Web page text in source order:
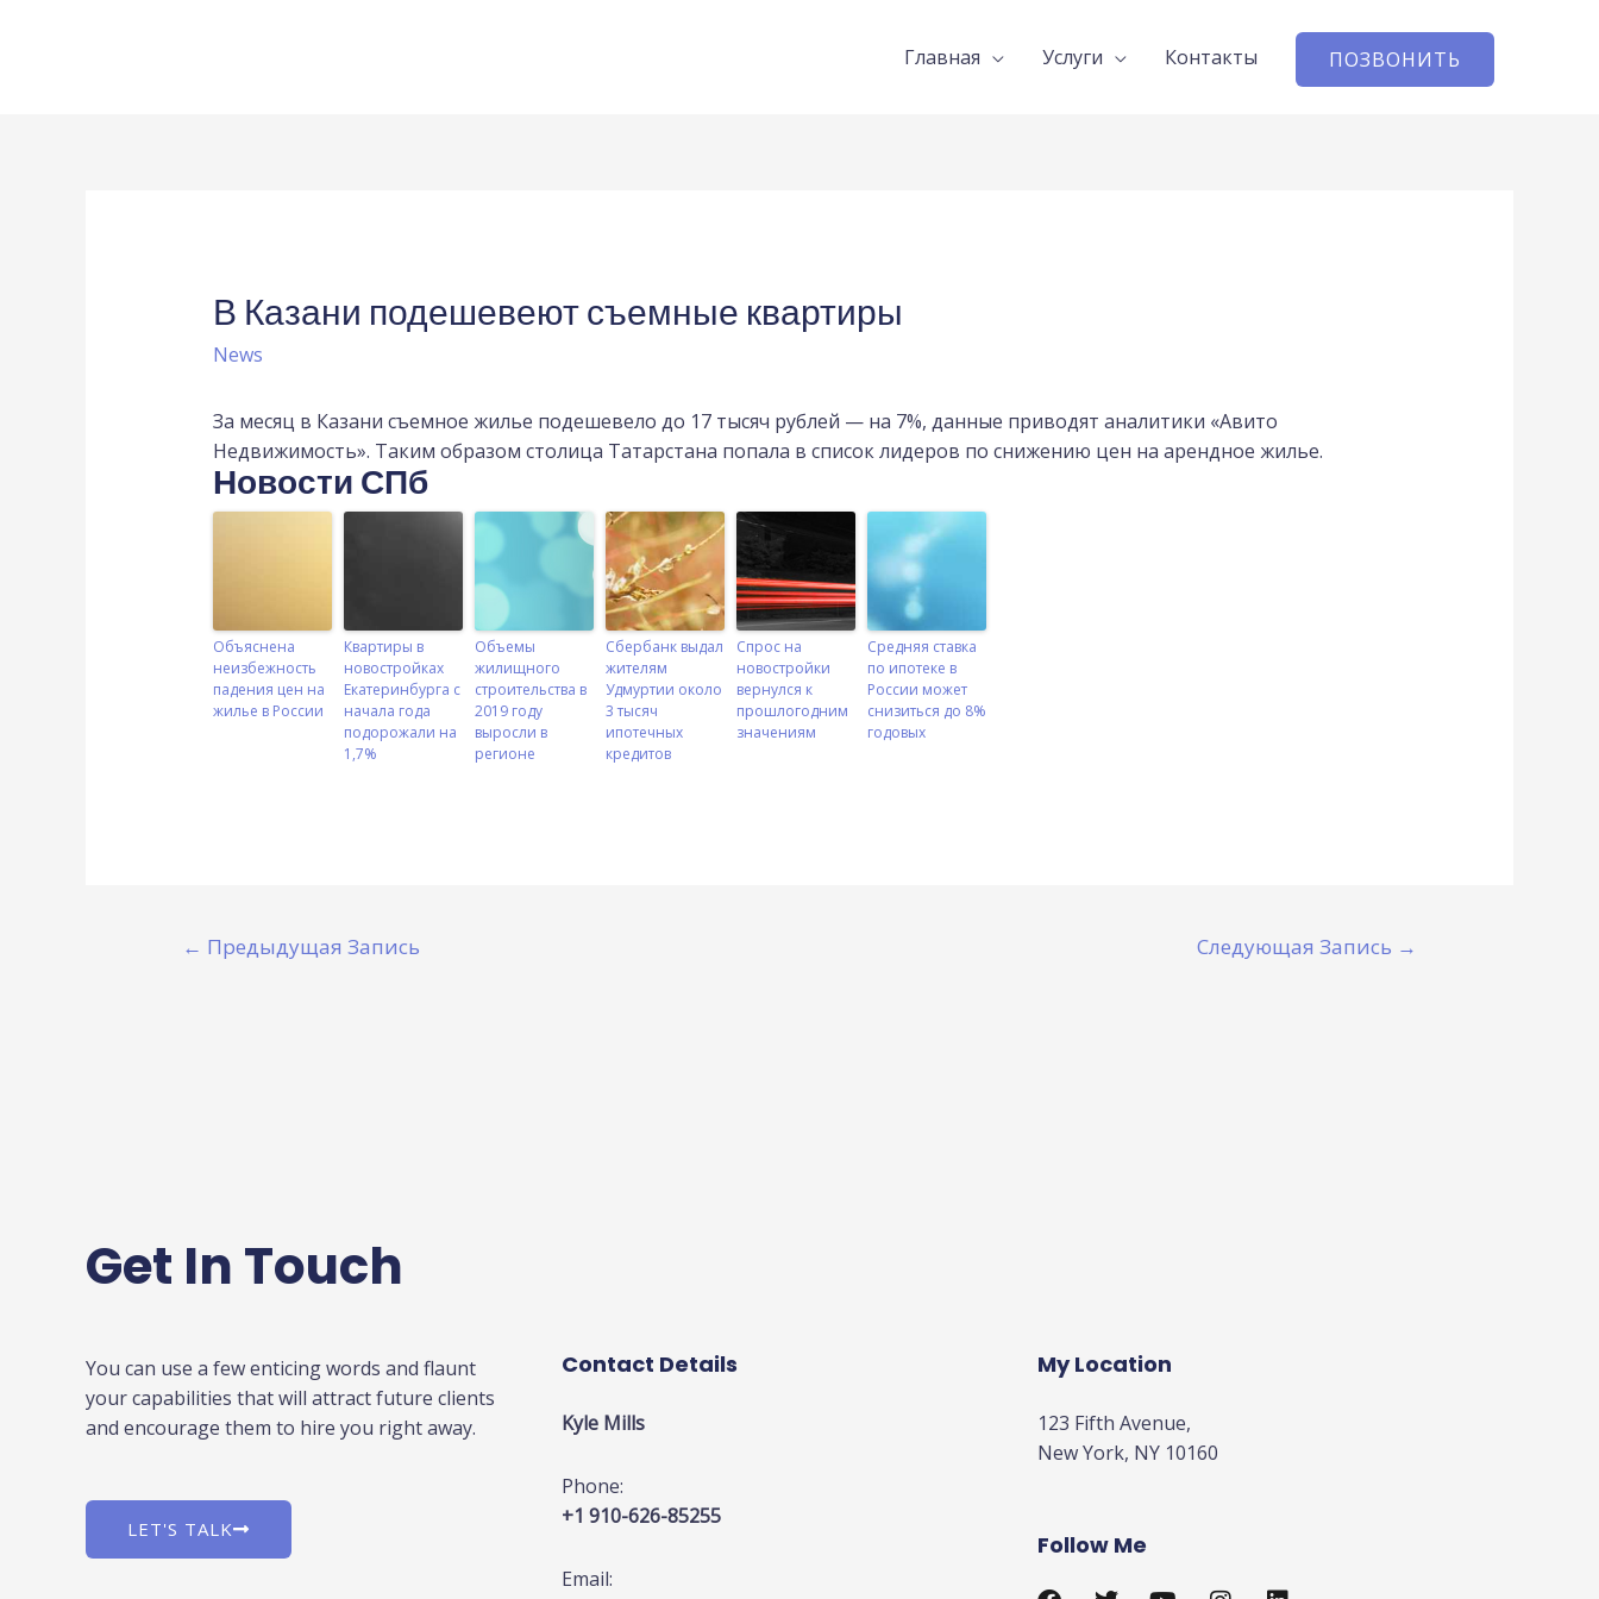
Главная Услуги Контакты ПОЗВОНИТЬ
В Казани подешевеют съемные квартиры
News
За месяц в Казани съемное жилье подешевело до 17 тысяч рублей — на 7%, данные приводят аналитики «Авито
Недвижимость». Таким образом столица Татарстана попала в список лидеров по снижению цен на арендное жилье.
Новости СПб
Объяснена
неизбежность
падения цен на
жилье в России
Квартиры в
новостройках
Екатеринбурга с
начала года
подорожали на
1,7%
Объемы
жилищного
строительства в
2019 году
выросли в
регионе
Сбербанк выдал
жителям
Удмуртии около
3 тысяч
ипотечных
кредитов
Спрос на
новостройки
вернулся к
прошлогодним
значениям
Средняя ставка
по ипотеке в
России может
снизиться до 8%
годовых
← Предыдущая Запись Следующая Запись →
Get In Touch
You can use a few enticing words and flaunt
your capabilities that will attract future clients
and encourage them to hire you right away.
LET'S TALK
Contact Details
Kyle Mills
Phone:
+1 910-626-85255
Email:
My Location
123 Fifth Avenue,
New York, NY 10160
Follow Me